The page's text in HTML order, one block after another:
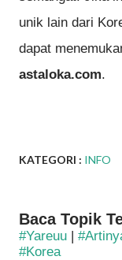
unik lain dari
dapat
astaloka.com.
KATEGORI : INFO
Baca Topik
#Yareuu |
#Korea